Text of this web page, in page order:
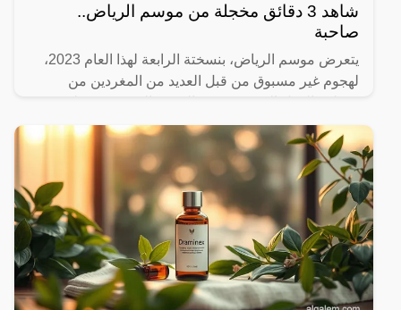
شاهد 3 دقائق مخجلة من موسم الرياض..
صاحبة
يتعرض موسم الرياض، بنسختة الرابعة لهذا العام 2023،
لهجوم غير مسبوق من قبل العديد من المغردين من
موسم الرياض، إلا